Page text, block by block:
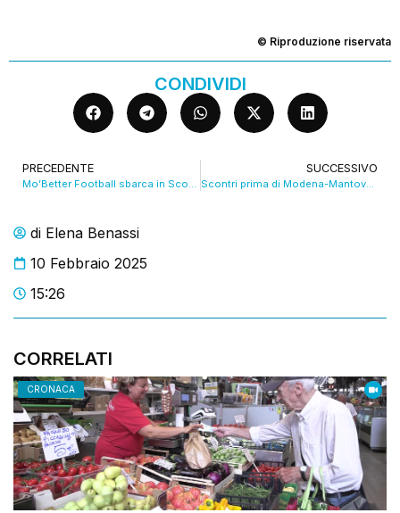
di Elena Benassi
10 Febbraio 2025
15:26
CORRELATI
CRONACA
© Riproduzione riservata
CONDIVIDI
PRECEDENTE
Mo’Better Football sbarca in Scozia: a Glasgow “Stickers and Strikers”. VIDEO
SUCCESSIVO
Scontri prima di Modena-Mantova, scattano daspo e denunce